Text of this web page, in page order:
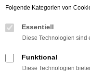
Folgende Kategorien von
Essentiell
Diese Technologien sind
Funktional
Diese Technologien